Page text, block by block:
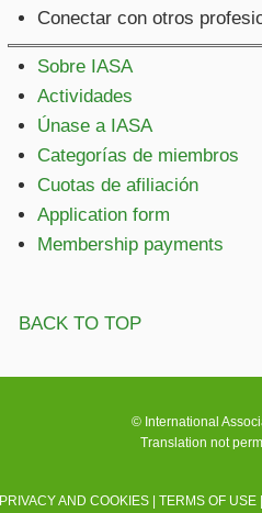
Conectar con otros
Sobre IASA
Actividades
Únase a IASA
Categorías de miembros
Cuotas de afiliación
Application form
Membership payments
BACK TO TOP
© International
Translation not
PRIVACY AND COOKIES |TERMS OF USE